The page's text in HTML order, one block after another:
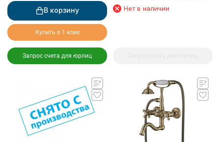
В корзину
Купить в 1 клик
Запрос счета для юрлиц
подключением фильтра
питьевой воды
Нет в наличии